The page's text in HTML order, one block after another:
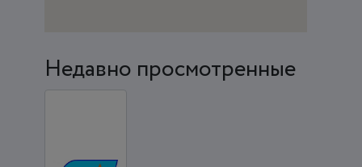
Недавно просмотренные